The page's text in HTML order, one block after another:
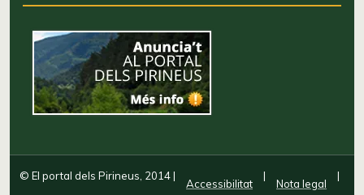
© El portal dels Pirineus, 2014|
Accessibilitat
|
Nota legal
|